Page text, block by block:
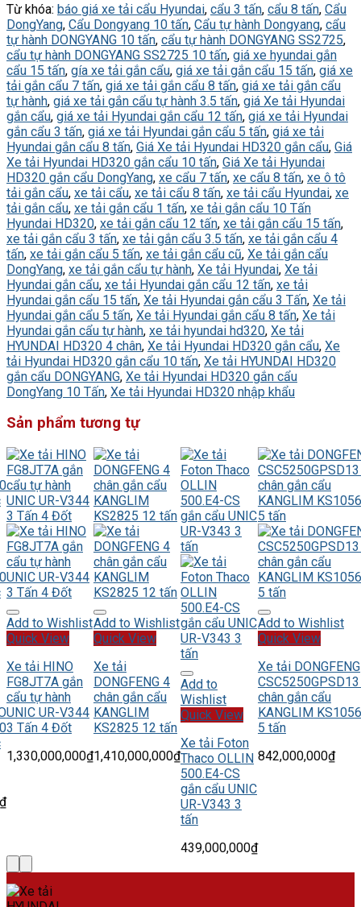
Từ khóa: báo giá xe tải cẩu Hyundai, cẩu 3 tấn, cẩu 8 tấn, Cẩu
DongYang, Cẩu Dongyang 10 tấn, Cẩu tự hành Dongyang, cẩu
tự hành DONGYANG 10 tấn, cẩu tự hành DONGYANG SS2725,
cẩu tự hành DONGYANG SS2725 10 tấn, giá xe hyundai gắn
cẩu 15 tấn, gía xe tải gắn cẩu, giá xe tải gắn cẩu 15 tấn, giá xe
tải gắn cẩu 7 tấn, giá xe tải gắn cẩu 8 tấn, giá xe tải gắn cẩu
tự hành, giá xe tải gắn cẩu tự hành 3.5 tấn, giá Xe tải Hyundai
gắn cẩu, giá xe tải Hyundai gắn cẩu 12 tấn, giá xe tải Hyundai
gắn cẩu 3 tấn, giá xe tải Hyundai gắn cẩu 5 tấn, giá xe tải
Hyundai gắn cẩu 8 tấn, Giá Xe tải Hyundai HD320 gắn cẩu, Giá
Xe tải Hyundai HD320 gắn cẩu 10 tấn, Giá Xe tải Hyundai
HD320 gắn cẩu DongYang, xe cẩu 7 tấn, xe cẩu 8 tấn, xe ô tô
tải gắn cẩu, xe tải cẩu, xe tải cẩu 8 tấn, xe tải cẩu Hyundai, xe
tải gắn cẩu, xe tải gắn cẩu 1 tấn, xe tải gắn cẩu 10 Tấn
Hyundai HD320, xe tải gắn cẩu 12 tấn, xe tải gắn cẩu 15 tấn,
xe tải gắn cẩu 3 tấn, xe tải gắn cẩu 3.5 tấn, xe tải gắn cẩu 4
tấn, xe tải gắn cẩu 5 tấn, xe tải gắn cẩu cũ, Xe tải gắn cẩu
DongYang, xe tải gắn cẩu tự hành, Xe tải Hyundai, Xe tải
Hyundai gắn cẩu, xe tải Hyundai gắn cẩu 12 tấn, xe tải
Hyundai gắn cẩu 15 tấn, Xe tải Hyundai gắn cẩu 3 Tấn, Xe tải
Hyundai gắn cẩu 5 tấn, Xe tải Hyundai gắn cẩu 8 tấn, Xe tải
Hyundai gắn cẩu tự hành, xe tải hyundai hd320, Xe tải
HYUNDAI HD320 4 chân, Xe tải Hyundai HD320 gắn cẩu, Xe
tải Hyundai HD320 gắn cẩu 10 tấn, Xe tải HYUNDAI HD320
gắn cẩu DONGYANG, Xe tải Hyundai HD320 gắn cẩu
DongYang 10 Tấn, Xe tải Hyundai HD320 nhập khẩu
Sản phẩm tương tự
Add to Wishlist
Quick View
Xe tải HINO
FG8JT7A gắn
cẩu tự hành
UNIC UR-V344
3 Tấn 4 Đốt
1,330,000,000₫
Add to Wishlist
Quick View
Xe tải
DONGFENG 4
chân gắn cẩu
KANGLIM
KS2825 12 tấn
1,410,000,000₫
Add to
Wishlist
Quick View
Xe tải Foton
Thaco OLLIN
500.E4-CS
gắn cẩu UNIC
UR-V343 3
tấn
439,000,000₫
Add to Wishlist
Quick View
Xe tải DONGFENG
chân gắn cẩu
KANGLIM
5 tấn
842,000,000₫